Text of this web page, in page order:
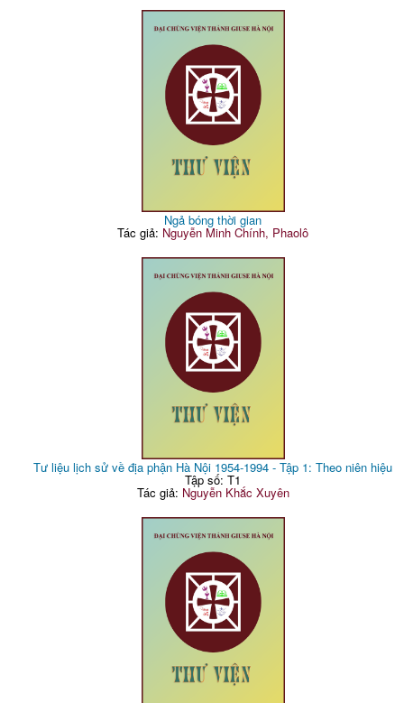
Ngả bóng thời gian
Tác giả: Nguyễn Minh Chính, Phaolô
Tư liệu lịch sử về địa phận Hà Nội 1954-1994 - Tập 1: Theo niên hiệu
Tập số: T1
Tác giả: Nguyễn Khắc Xuyên